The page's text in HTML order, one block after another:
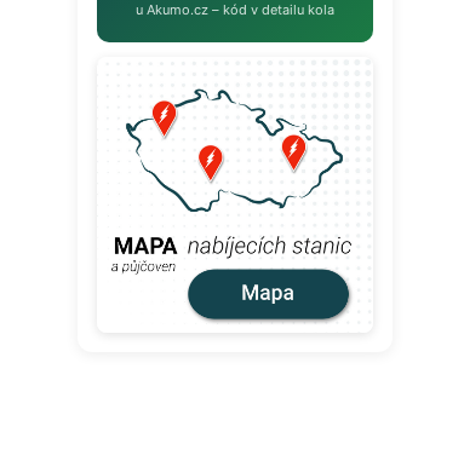
u Akumo.cz – kód v detailu kola